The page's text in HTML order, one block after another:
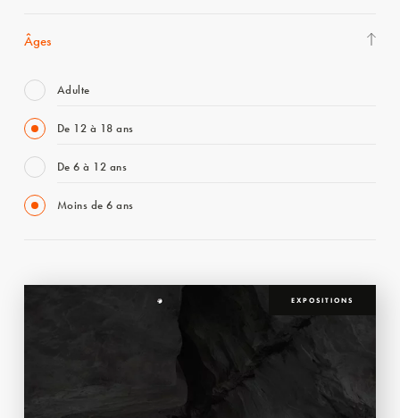
Âges
Adulte
De 12 à 18 ans
De 6 à 12 ans
Moins de 6 ans
EXPOSITIONS